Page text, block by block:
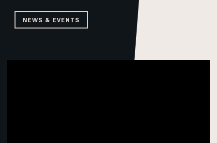
NEWS & EVENTS